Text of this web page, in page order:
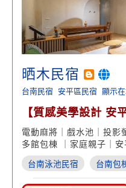
晒木民宿
台南民宿 安平區民宿 顯示
【質感美學設計 安
幕 娛樂享受】
電動麻將｜戲水池｜投影
多館包棟 ｜家庭親子｜
台南泳池民宿 台南包